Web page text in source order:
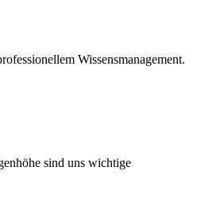
Wissensmanagement.
sind uns wichtige